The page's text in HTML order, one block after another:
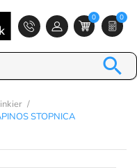
0 0

STOPNICA